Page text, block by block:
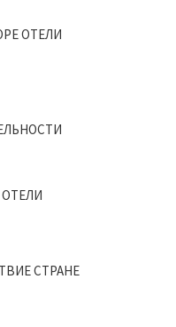
ОТЕЛИ
СТРАНЕ